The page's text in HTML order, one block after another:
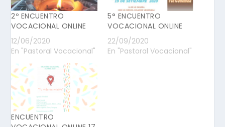
2º ENCUENTRO
VOCACIONAL ONLINE
12/06/2020
En "Pastoral Vocacional"
5° ENCUENTRO
VOCACIONAL ONLINE
22/09/2020
En "Pastoral Vocacional"
ENCUENTRO